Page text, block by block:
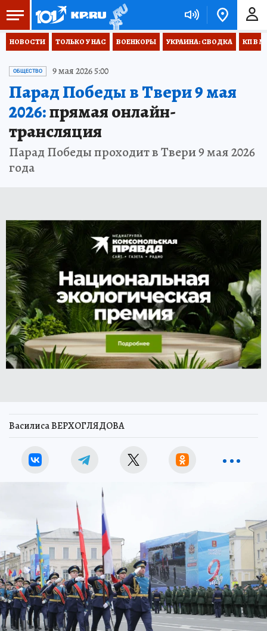
НОВОСТИ ТОЛЬКО У НАС ВОЕНКОРЫ УКРАИНА: СВОДКА КП В
ОБЩЕСТВО 9 мая 2026 5:00
Парад Победы в Твери 9 мая
2026:прямая онлайн-
трансляция
Парад Победы проходит в Твери 9 мая 2026
года
Василиса ВЕРХОГЛЯДОВА